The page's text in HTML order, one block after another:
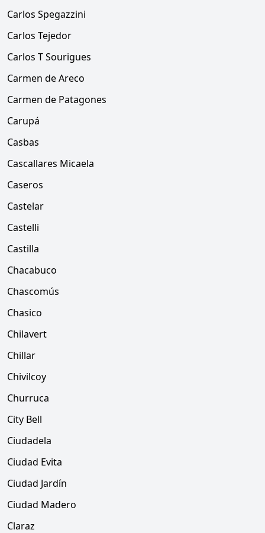
Carlos Spegazzini
Carlos Tejedor
Carlos T Sourigues
Carmen de Areco
Carmen de Patagones
Carupá
Casbas
Cascallares Micaela
Caseros
Castelar
Castelli
Castilla
Chacabuco
Chascomús
Chasico
Chilavert
Chillar
Chivilcoy
Churruca
City Bell
Ciudadela
Ciudad Evita
Ciudad Jardín
Ciudad Madero
Claraz